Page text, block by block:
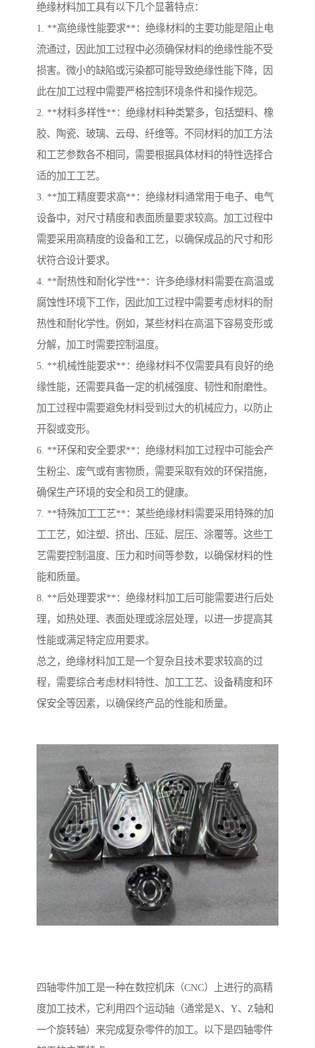
绝缘材料加工具有以下几个显著特点：
1. **高绝缘性能要求**：绝缘材料的主要功能是阻止电
流通过，因此加工过程中必须确保材料的绝缘性能不受
损害。微小的缺陷或污染都可能导致绝缘性能下降，因
此在加工过程中需要严格控制环境条件和操作规范。
2. **材料多样性**：绝缘材料种类繁多，包括塑料、橡
胶、陶瓷、玻璃、云母、纤维等。不同材料的加工方法
和工艺参数各不相同，需要根据具体材料的特性选择合
适的加工工艺。
3. **加工精度要求高**：绝缘材料通常用于电子、电气
设备中，对尺寸精度和表面质量要求较高。加工过程中
需要采用高精度的设备和工艺，以确保成品的尺寸和形
状符合设计要求。
4. **耐热性和耐化学性**：许多绝缘材料需要在高温或
腐蚀性环境下工作，因此加工过程中需要考虑材料的耐
热性和耐化学性。例如，某些材料在高温下容易变形或
分解，加工时需要控制温度。
5. **机械性能要求**：绝缘材料不仅需要具有良好的绝
缘性能，还需要具备一定的机械强度、韧性和耐磨性。
加工过程中需要避免材料受到过大的机械应力，以防止
开裂或变形。
6. **环保和安全要求**：绝缘材料加工过程中可能会产
生粉尘、废气或有害物质，需要采取有效的环保措施，
确保生产环境的安全和员工的健康。
7. **特殊加工工艺**：某些绝缘材料需要采用特殊的加
工工艺，如注塑、挤出、压延、层压、涂覆等。这些工
艺需要控制温度、压力和时间等参数，以确保材料的性
能和质量。
8. **后处理要求**：绝缘材料加工后可能需要进行后处
理，如热处理、表面处理或涂层处理，以进一步提高其
性能或满足特定应用要求。
总之，绝缘材料加工是一个复杂且技术要求较高的过
程，需要综合考虑材料特性、加工工艺、设备精度和环
保安全等因素，以确保终产品的性能和质量。
四轴零件加工是一种在数控机床（CNC）上进行的高精
度加工技术，它利用四个运动轴（通常是X、Y、Z轴和
一个旋转轴）来完成复杂零件的加工。以下是四轴零件